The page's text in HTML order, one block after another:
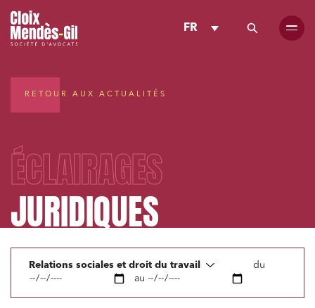
FR
RETOUR AUX ACTUALITÉS
ÉCLAIRAGES
JURIDIQUES
Relations sociales et droit du travail
du
au